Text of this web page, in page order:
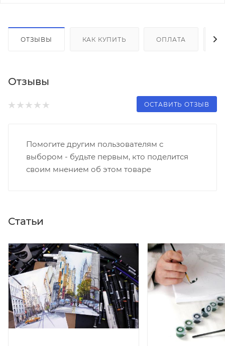
ОТЗЫВЫ КАК КУПИТЬ ОПЛАТА
Отзывы
ОСТАВИТЬ ОТЗЫВ
Помогите другим пользователям с
выбором - будьте первым, кто поделится
своим мнением об этом товаре
Статьи